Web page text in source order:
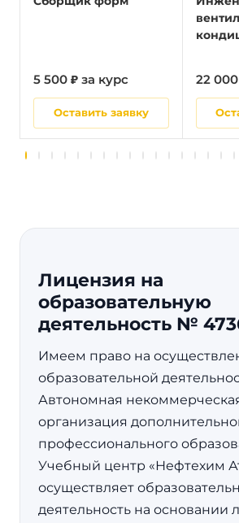
5 500 ₽ за курс
Оставить заявку
22
Лицензия на
образовательную
деятельность №
Имеем право на
образовательной
Автономная
организация
профессионального
Учебный центр «Нефтехим
осуществляет
деятельность на основании